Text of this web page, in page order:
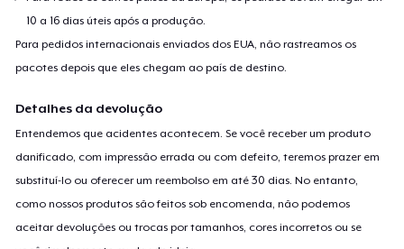
10 a 16 dias úteis após a produção.
Para pedidos internacionais enviados dos EUA, não rastreamos os
pacotes depois que eles chegam ao país de destino.
Detalhes da devolução
Entendemos que acidentes acontecem. Se você receber um produto
danificado, com impressão errada ou com defeito, teremos prazer em
substituí-lo ou oferecer um reembolso em até 30 dias. No entanto,
como nossos produtos são feitos sob encomenda, não podemos
aceitar devoluções ou trocas por tamanhos, cores incorretos ou se